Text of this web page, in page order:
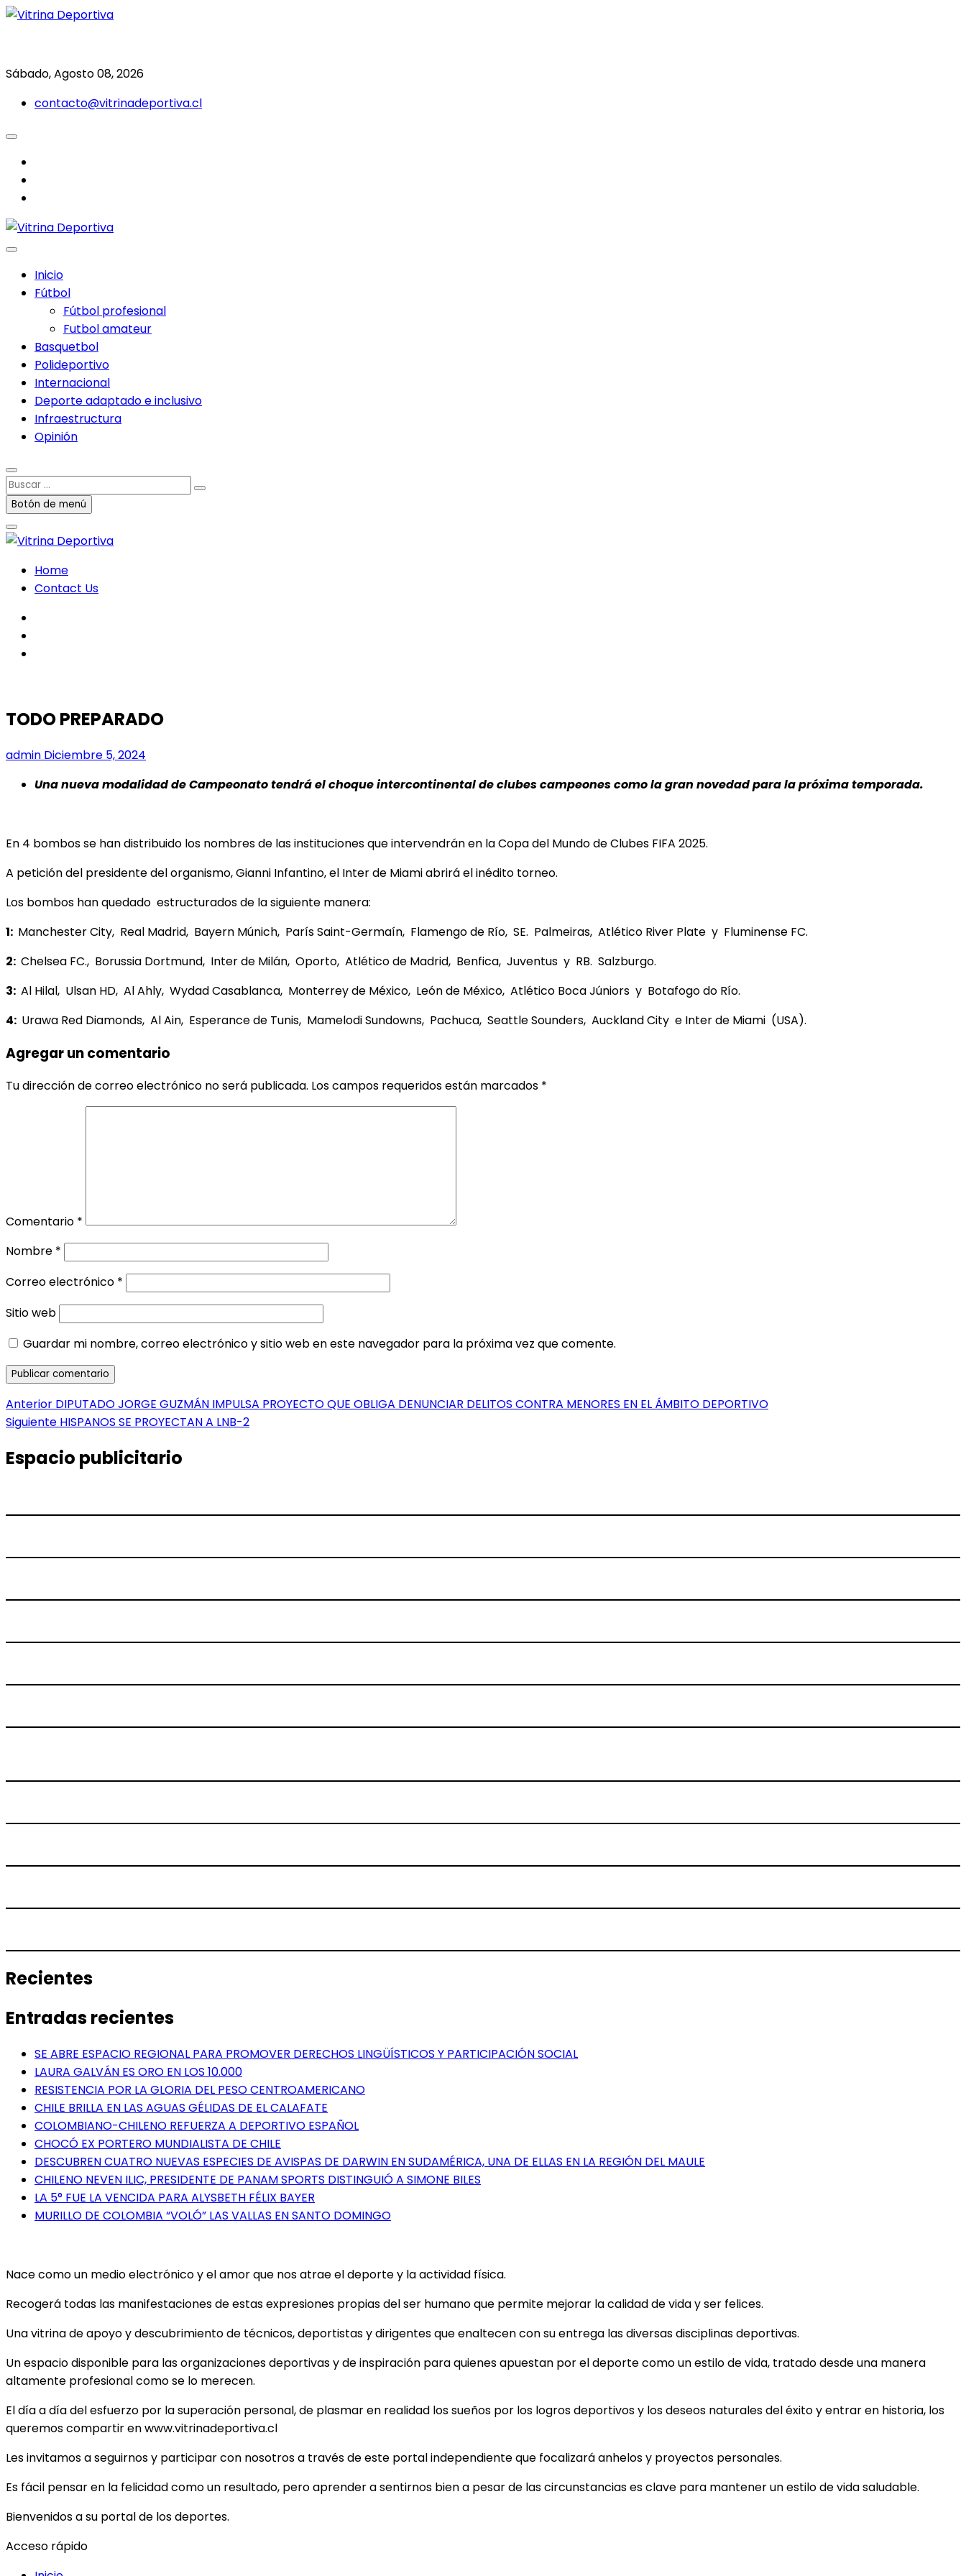
Saltar
Sábado, Agosto 08, 2026
contacto@vitrinadeportiva.cl
Inicio
Fútbol
Fútbol profesional
Futbol amateur
Basquetbol
Polideportivo
Internacional
Deporte adaptado e inclusivo
Infraestructura
Opinión
Buscar
…Botón de menú
Home
Contact Us
TODO PREPARADO
admin Diciembre 5, 2024
Una nueva modalidad de Campeonato tendrá el choque intercontinental de clubes campeones como la gran novedad para la próxima temporada.
En 4 bombos se han distribuido los nombres de las instituciones que intervendrán en la Copa del Mundo de Clubes FIFA 2025.
A petición del presidente del organismo, Gianni Infantino, el Inter de Miami abrirá el inédito torneo.
Los bombos han quedado estructurados de la siguiente manera:
1: Manchester City, Real Madrid, Bayern Múnich, París Saint-Germaín, Flamengo de Río, SE. Palmeiras, Atlético River Plate y Fluminense FC.
2: Chelsea FC., Borussia Dortmund, Inter de Milán, Oporto, Atlético de Madrid, Benfica, Juventus y RB. Salzburgo.
3: Al Hilal, Ulsan HD, Al Ahly, Wydad Casablanca, Monterrey de México, León de México, Atlético Boca Júniors y Botafogo do Río.
4: Urawa Red Diamonds, Al Ain, Esperance de Tunis, Mamelodi Sundowns, Pachuca, Seattle Sounders, Auckland City e Inter de Miami (USA).
Agregar un comentario
Tu dirección de correo electrónico no será publicada. Los campos requeridos están marcados *
Comentario *
Nombre *
Correo electrónico *
Sitio web
Guardar mi nombre, correo electrónico y sitio web en este navegador para la próxima vez que comente.
Navegación
de
entradas
Anterior Entrada
anterior:
DIPUTADO JORGE GUZMÁN IMPULSA PROYECTO QUE OBLIGA DENUNCIAR DELITOS CONTRA MENORES EN EL ÁMBITO DEPORTIVO
Siguiente Entrada
HISPANOS SE PROYECTAN A LNB-2
Espacio publicitario
Recientes
Entradas recientes
SE ABRE ESPACIO REGIONAL PARA PROMOVER DERECHOS LINGÜÍSTICOS Y PARTICIPACIÓN SOCIAL
LAURA GALVÁN ES ORO EN LOS 10.000
RESISTENCIA POR LA GLORIA DEL PESO CENTROAMERICANO
CHILE BRILLA EN LAS AGUAS GÉLIDAS DE EL CALAFATE
COLOMBIANO-CHILENO REFUERZA A DEPORTIVO ESPAÑOL
CHOCÓ EX PORTERO MUNDIALISTA DE CHILE
DESCUBREN CUATRO NUEVAS ESPECIES DE AVISPAS DE DARWIN EN SUDAMÉRICA, UNA DE ELLAS EN LA REGIÓN DEL MAULE
CHILENO NEVEN ILIC, PRESIDENTE DE PANAM SPORTS DISTINGUIÓ A SIMONE BILES
LA 5° FUE LA VENCIDA PARA ALYSBETH FÉLIX BAYER
MURILLO DE COLOMBIA “VOLÓ” LAS VALLAS EN SANTO DOMINGO
Nace como un medio electrónico y el amor que nos atrae el deporte y la actividad física.
Recogerá todas las manifestaciones de estas expresiones propias del ser humano que permite mejorar la calidad de vida y ser felices.
Una vitrina de apoyo y descubrimiento de técnicos, deportistas y dirigentes que enaltecen con su entrega las diversas disciplinas deportivas.
Un espacio disponible para las organizaciones deportivas y de inspiración para quienes apuestan por el deporte como un estilo de vida, tratado desde una manera
altamente profesional como se lo merecen.
El día a día del esfuerzo por la superación personal, de plasmar en realidad los sueños por los logros deportivos y los deseos naturales del éxito y entrar en historia, los
queremos compartir en www.vitrinadeportiva.cl
Les invitamos a seguirnos y participar con nosotros a través de este portal independiente que focalizará anhelos y proyectos personales.
Es fácil pensar en la felicidad como un resultado, pero aprender a sentirnos bien a pesar de las circunstancias es clave para mantener un estilo de vida saludable.
Bienvenidos a su portal de los deportes.
Acceso rápido